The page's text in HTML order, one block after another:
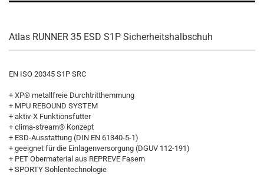
Atlas RUNNER 35 ESD S1P Sicherheitshalbschuh
EN ISO 20345 S1P SRC
+ XP® metallfreie Durchtritthemmung
+ MPU REBOUND SYSTEM
+ aktiv-X Funktionsfutter
+ clima-stream® Konzept
+ ESD-Ausstattung (DIN EN 61340-5-1)
+ geeignet für die Einlagenversorgung (DGUV 112-191)
+ PET Obermaterial aus REPREVE Fasern
+ SPORTY Sohlentechnologie